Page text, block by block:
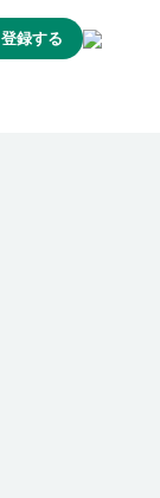
登録する
登録する